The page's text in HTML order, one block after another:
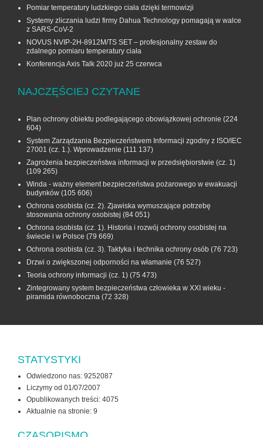
Pomiar temperatury ludzkiego ciała dzięki termowizji
Systemy zliczania ludzi firmy Dahua Technology pomagają w walce
z SARS-CoV-2
NOVUS NVIP-2H-8912M/TS SET – profesjonalny zestaw do
zdalnego pomiaru temperatury ciała
Konferencja Axis Talk 2020 już 25 czerwca
NAJCZĘŚCIEJ CZYTANE
Plan ochrony obiektu podlegającego obowiązkowej ochronie (224
604)
System Zarządzania Bezpieczeństwem Informacji zgodny z ISO/IEC
27001 (cz. 1.). Wprowadzenie (111 137)
Zagrożenia bezpieczeństwa informacji w przedsiębiorstwie (cz. 1)
(109 265)
Winda - ważny element bezpieczeństwa pożarowego w ewakuacji
budynków (105 606)
Ochrona osobista (cz. 2). Zjawiska wymuszające potrzebę
stosowania ochrony osobistej (84 051)
Ochrona osobista (cz. 1). Historia i rozwój ochrony osobistej na
świecie i w Polsce (79 669)
Ochrona osobista (cz. 3). Taktyka i technika ochrony osób (76 723)
Drzwi o zwiększonej odporności na włamanie (76 527)
Teoria ochrony informacji (cz. 1) (75 473)
Zintegrowany system bezpieczeństwa człowieka w XXI wieku -
piramida równoboczna (72 328)
STATYSTYKI
Odwiedzono nas: 9252087
Liczymy od 01/07/2007
Opublikowanych treści: 4075
Aktualnie na stronie: 9